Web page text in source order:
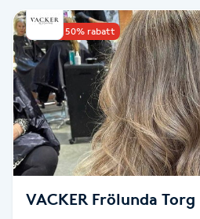
Hudföryngring
Huduppstramning
Hudvård
Hyaluronsyra
Upp till 50% rabatt
VACKER Frölunda Torg